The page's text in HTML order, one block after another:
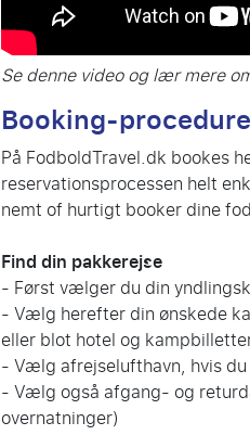
Se denne video og lær mere
Booking-procedure
På FodboldTravel.dk bookes
reservationsprocessen helt
nemt of hurtigt booker dine
Find din pakkerejse
- Først vælger du din
- Vælg herefter din ønskede
eller blot hotel og
- Vælg afrejselufthavn, hvis
- Vælg også afgang- og
overnatninger)